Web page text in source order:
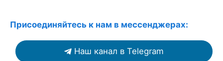
Присоединяйтесь к нам в мессенджерах:
Наш канал в Telegram